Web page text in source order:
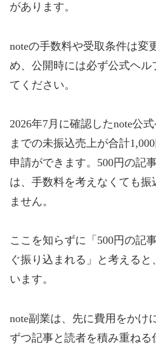
があります。
noteの手数料や受取条件は変
め、公開時には必ず公式ヘル
てください。
2026年7月に確認したnote公
までの未振込売上が合計
申請ができます。500円の記
は、手数料を考えなくても振
ません。
ここを知らずに「500円の記
ぐ振り込まれる」と考える
います。
note副業は、先に費用をかけ
ずつ記事と読者を積み重ねる